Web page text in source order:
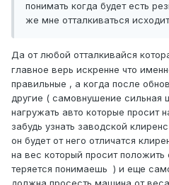
понимать когда будет есть
же мне отталкиваться
Да от любой отталкивайся
главное верь искренне что
правильные , а когда после
другие ( самовнушение сильная
нагружать авто которые просит
забудь узнать заводской
он будет от него отличатся
на вес который просит
теряется понимаешь ) и еще
должна просесть машина от